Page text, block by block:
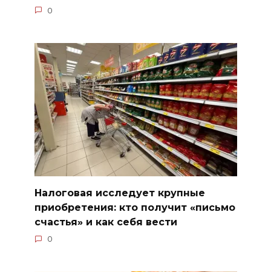
0
Налоговая исследует крупные
приобретения: кто получит «письмо
счастья» и как себя вести
0